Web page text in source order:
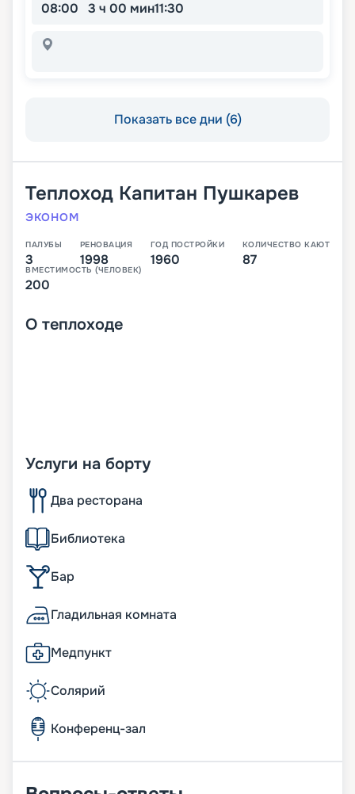
08:00 3 ч 00 мин11:30
Показать все дни (6)
Теплоход Капитан Пушкарев
ЭКОНОМ
ПАЛУБЫ
3
РЕНОВАЦИЯ
1998
ГОД ПОСТРОЙКИ
1960
КОЛИЧЕСТВО КАЮТ
87
ВМЕСТИМОСТЬ (ЧЕЛОВЕК)
200
О теплоходе
Услуги на борту
Два ресторана
Библиотека
Бар
Гладильная комната
Медпункт
Солярий
Конференц-зал